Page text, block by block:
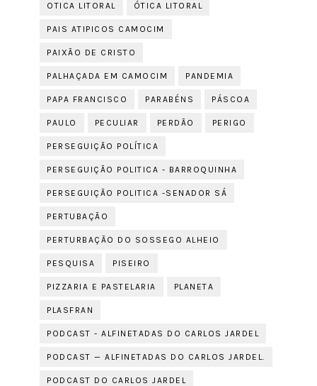
OTICA LITORAL ÓTICA LITORAL
PAIS ATIPICOS CAMOCIM
PAIXÃO DE CRISTO
PALHAÇADA EM CAMOCIM PANDEMIA
PAPA FRANCISCO PARABÉNS PÁSCOA
PAULO PECULIAR PERDÃO PERIGO
PERSEGUIÇÃO POLÍTICA
PERSEGUIÇÃO POLITICA - BARROQUINHA
PERSEGUIÇÃO POLITICA -SENADOR SÁ
PERTUBAÇÃO
PERTURBAÇÃO DO SOSSEGO ALHEIO
PESQUISA PISEIRO
PIZZARIA E PASTELARIA PLANETA
PLASFRAN
PODCAST - ALFINETADAS DO CARLOS JARDEL
PODCAST — ALFINETADAS DO CARLOS JARDEL.
PODCAST DO CARLOS JARDEL